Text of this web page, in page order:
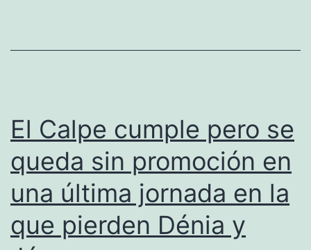
liga
promoción
de
ascenso
ante
el
El Calpe cumple pero se
queda sin promoción en
una última jornada en la
que pierden Dénia y